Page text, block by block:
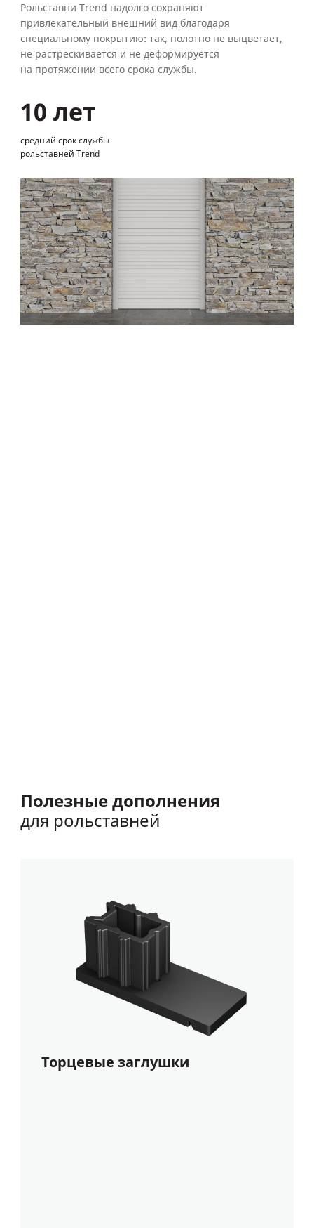
Рольставни Trend надолго сохраняют
привлекательный внешний вид благодаря
специальному покрытию: так, полотно не выцветает,
не растрескивается и не деформируется
на протяжении всего срока службы.
10 лет
средний срок службы
рольставней Trend
Полезные дополнения
для рольставней
Торцевые заглушки